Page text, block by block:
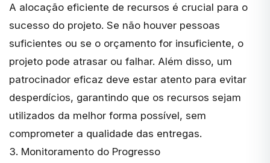
A alocação eficiente de recursos é crucial para o
sucesso do projeto. Se não houver pessoas
suficientes ou se o orçamento for insuficiente, o
projeto pode atrasar ou falhar. Além disso, um
patrocinador eficaz deve estar atento para evitar
desperdícios, garantindo que os recursos sejam
utilizados da melhor forma possível, sem
comprometer a qualidade das entregas.
3. Monitoramento do Progresso